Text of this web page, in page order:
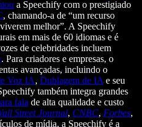
a Speechify com o prestigiado
, chamando-a de “um recurso
melhor”. A Speechify
em mais de 60 idiomas e é
de celebridades incluem
. Para criadores e empresas, o
avançadas, incluindo o
Voz IA, Dublagem de IA e seu
também integra grandes
fala de alta qualidade e custo
Street Journal, CNBC, Forbes,
de mídia, a Speechify é a